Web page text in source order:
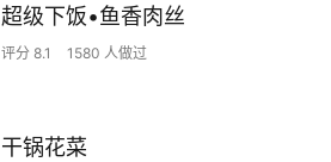
超级下饭•鱼香肉丝
评分 8.1 1580 人做过
干锅花菜